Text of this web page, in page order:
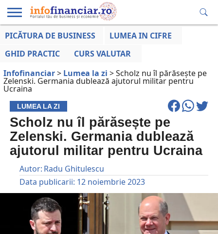
EDUCAȚIE
LA ZI
AFACERILOR
PICĂTURA DE BUSINESS
LUMEA IN CIFRE
GHID PRACTIC
CURS VALUTAR
Infofinanciar> Lumea la zi >Scholz nu îl părăsește pe
Zelenski. Germania dublează ajutorul militar pentru
Ucraina
LUMEA LA ZI
Scholz nu îl părăsește pe
Zelenski. Germania dublează
ajutorul militar pentru Ucraina
Autor: Radu Ghitulescu
Data publicarii: 12 noiembrie 2023